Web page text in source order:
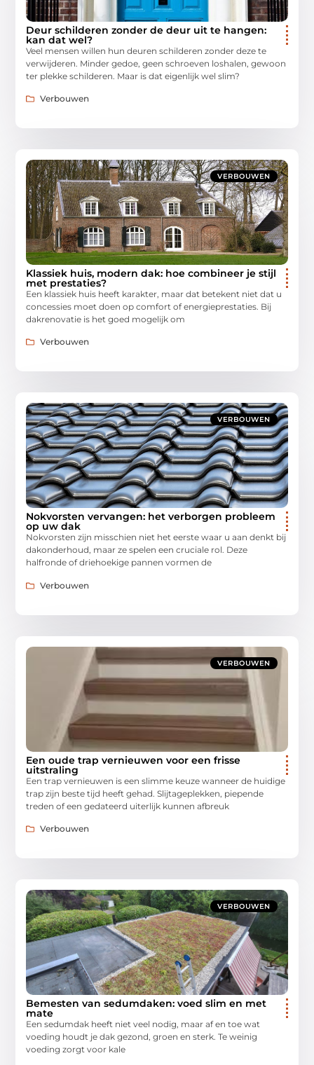
Deur schilderen zonder de deur uit te hangen:
kan dat wel?
Veel mensen willen hun deuren schilderen zonder deze te
verwijderen. Minder gedoe, geen schroeven loshalen, gewoon
ter plekke schilderen. Maar is dat eigenlijk wel slim?
Verbouwen
VERBOUWEN
Klassiek huis, modern dak: hoe combineer je stijl
met prestaties?
Een klassiek huis heeft karakter, maar dat betekent niet dat u
concessies moet doen op comfort of energieprestaties. Bij
dakrenovatie is het goed mogelijk om
Verbouwen
VERBOUWEN
Nokvorsten vervangen: het verborgen probleem
op uw dak
Nokvorsten zijn misschien niet het eerste waar u aan denkt bij
dakonderhoud, maar ze spelen een cruciale rol. Deze
halfronde of driehoekige pannen vormen de
Verbouwen
VERBOUWEN
Een oude trap vernieuwen voor een frisse
uitstraling
Een trap vernieuwen is een slimme keuze wanneer de huidige
trap zijn beste tijd heeft gehad. Slijtageplekken, piepende
treden of een gedateerd uiterlijk kunnen afbreuk
Verbouwen
VERBOUWEN
Bemesten van sedumdaken: voed slim en met
mate
Een sedumdak heeft niet veel nodig, maar af en toe wat
voeding houdt je dak gezond, groen en sterk. Te weinig
voeding zorgt voor kale